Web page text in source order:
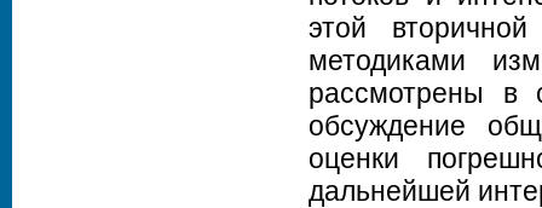
этой
методиками
рассмотрены в
обсуждение
оценки
дальнейшей